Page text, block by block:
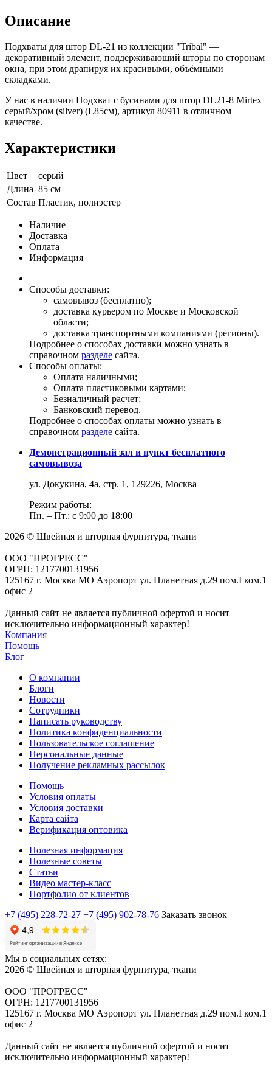
Описание
Подхваты для штор DL-21 из коллекции "Tribal" —
декоративный элемент, поддерживающий шторы по сторонам
окна, при этом драпируя их красивыми, объёмными
складками.
У нас в наличии Подхват с бусинами для штор DL21-8 Mirtex
серый/хром (silver) (L85см), артикул 80911 в отличном
качестве.
Характеристики
Цвет
серый
Длина 85 см
Состав Пластик, полиэстер
Наличие
Доставка
Оплата
Информация
Способы доставки:
самовывоз (бесплатно);
доставка курьером по Москве и Московской
области;
доставка транспортными компаниями (регионы).
Подробнее о способах доставки можно узнать в
справочном разделе сайта.
Способы оплаты:
Оплата наличными;
Оплата пластиковыми картами;
Безналичный расчет;
Банковский перевод.
Подробнее о способах оплаты можно узнать в
справочном разделе сайта.
Демонстрационный зал и пункт бесплатного
самовывоза
ул. Докукина, 4а, стр. 1, 129226, Москва
Режим работы:
Пн. – Пт.: с 9:00 до 18:00
2026 © Швейная и шторная фурнитура, ткани
ООО "ПРОГРЕСС"
ОГРН: 1217700131956
125167 г. Москва МО Аэропорт ул. Планетная д.29 пом.I ком.1
офис 2
Данный сайт не является публичной офертой и носит
исключительно информационный характер!
Компания
Помощь
Блог
О компании
Блоги
Новости
Сотрудники
Написать руководству
Политика конфиденциальности
Пользовательское соглашение
Персональные данные
Получение рекламных рассылок
Помощь
Условия оплаты
Условия доставки
Карта сайта
Верификация оптовика
Полезная информация
Полезные советы
Статьи
Видео мастер-класс
Портфолио от клиентов
+7 (495) 228-72-27 +7 (495) 902-78-76 Заказать звонок
Мы в социальных сетях:
2026 © Швейная и шторная фурнитура, ткани
ООО "ПРОГРЕСС"
ОГРН: 1217700131956
125167 г. Москва МО Аэропорт ул. Планетная д.29 пом.I ком.1
офис 2
Данный сайт не является публичной офертой и носит
исключительно информационный характер!